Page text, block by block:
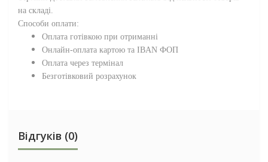
на складі.
Способи оплати:
Оплата готівкою при отриманні
Онлайн-оплата картою та IBAN ФОП
Оплата через термінал
Безготівковий розрахунок
Відгуків (0)